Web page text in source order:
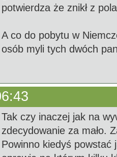
potwierdza że znikł z
A co do pobytu w
osób myli tych dwóch
Tak czy inaczej jak na
zdecydowanie za mało.
Powinno kiedyś powstać